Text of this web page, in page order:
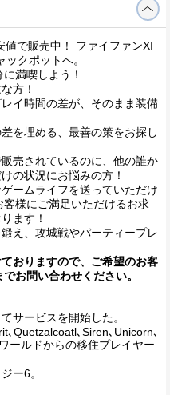
で販売中！ ファイファンXI
クポットへ。
満喫しよう！
方！
イ時間の差が、そのまま装備
を埋める、最善の策をお探し
売されているのに、他の誰か
の状況にお悩みの方！
ームライフを送っていただけ
様にご満足いただけるお求
ます！
え、攻城戦やパーティープレ
おりますので、ご希望のお客
でお問い合わせください。
サービスを開始した。
､Quetzalcoatl､Siren､Unicorn､
ールドからの移住プレイヤー
ー6。